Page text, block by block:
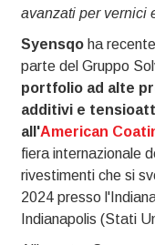
avanzati per vernici
Syensqoha
parte del Gruppo
portfolio ad alte
additivi e
all'American
fiera internazionale
rivestimenti che si
2024 presso
Indianapolis (Stati